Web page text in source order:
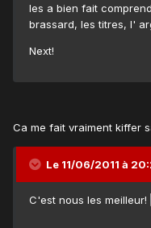
les a bien fait
brassard, les titres, l'
Next!
Ca me fait vraiment kiffer
Le 11/06/2011 à
C'est nous les meilleur!